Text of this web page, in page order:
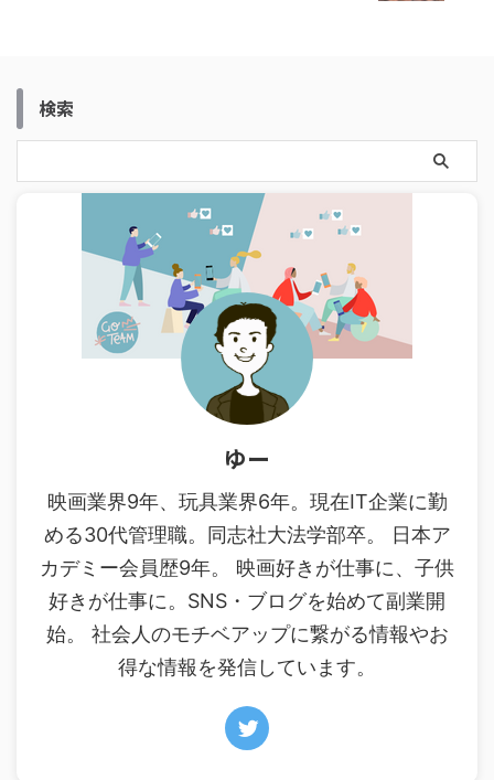
検索
ゆー
映画業界9年、玩具業界6年。現在IT企業に勤
める30代管理職。同志社大法学部卒。 日本ア
カデミー会員歴9年。 映画好きが仕事に、子供
好きが仕事に。SNS・ブログを始めて副業開
始。 社会人のモチベアップに繋がる情報やお
得な情報を発信しています。